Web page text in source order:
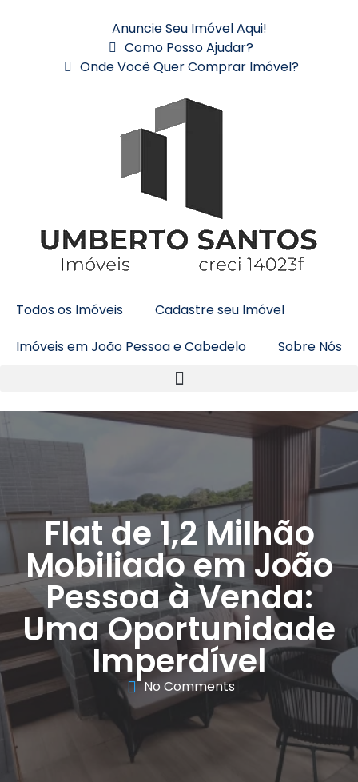
Anuncie Seu Imóvel Aqui!
Como Posso Ajudar?
Onde Você Quer Comprar Imóvel?
Todos os Imóveis
Cadastre seu Imóvel
Imóveis em João Pessoa e Cabedelo
Sobre Nós
Flat de 1,2 Milhão
Mobiliado em João
Pessoa à Venda:
Uma Oportunidade
Imperdível
No Comments